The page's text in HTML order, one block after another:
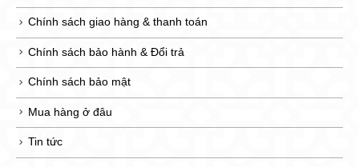
Chính sách giao hàng & thanh toán
Chính sách bảo hành & Đổi trả
Chính sách bảo mật
Mua hàng ở đâu
Tin tức